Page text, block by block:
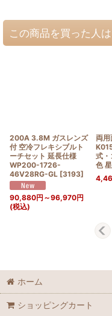
この商品を買った人
200A 3.8M ガスレンズ
付 空冷フレキシブルト
ーチセット 延長仕様
WP200-1726-
46V28RG-GL [3193]
90,880円 ～96,970円
(税込)
両用
式・
色
ホーム
ショッピングカート